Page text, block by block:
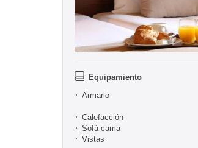
Equipamiento
Armario
Calefacción
Sofá-cama
Vistas